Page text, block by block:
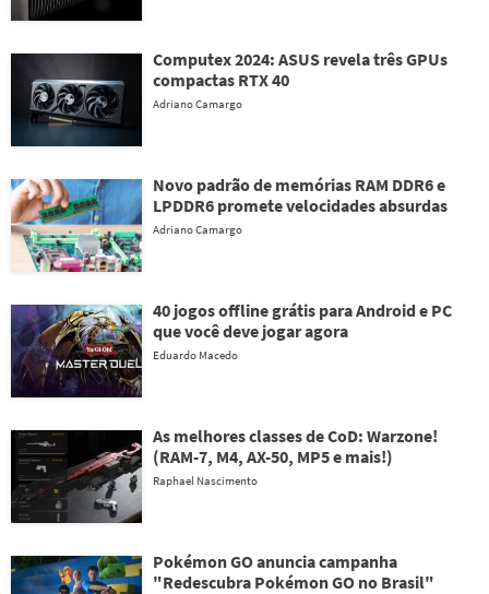
Computex 2024: ASUS revela três GPUs
compactas RTX 40
Adriano Camargo
Novo padrão de memórias RAM DDR6 e
LPDDR6 promete velocidades absurdas
Adriano Camargo
40 jogos offline grátis para Android e PC
que você deve jogar agora
Eduardo Macedo
As melhores classes de CoD: Warzone!
(RAM-7, M4, AX-50, MP5 e mais!)
Raphael Nascimento
Pokémon GO anuncia campanha
"Redescubra Pokémon GO no Brasil"